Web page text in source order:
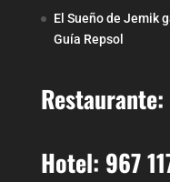
El Sueño de Jemik
Guía Repsol
Restaurante:
Hotel: 967